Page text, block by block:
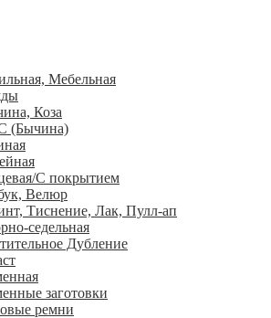
Мебельная
Коза
(Бычина)
С покрытием
Велюр
Тиснение, Лак, Пулл-ап
седельная
Дубление
заготовки
ремни